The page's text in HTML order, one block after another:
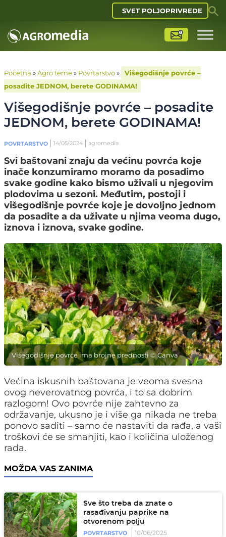
SVET POLJOPRIVREDE
Početna »Agro teme» Povrtarstvo»
Višegodišnje povrće –
posadite JEDNOM, berete GODINAMA!
Višegodišnje povrće – posadite
JEDNOM, berete GODINAMA!
POVRTARSTVO 14/05/2024 agromedia
Svi baštovani znaju da većinu povrća koje
inače konzumiramo moramo da posadimo
svake godine kako bismo uživali u njegovim
plodovima u sezoni. Međutim, postoji i
višegodišnje povrće koje je dovoljno jednom
da posadite a da uživate u njima veoma dugo,
iznova i iznova, svake godine.
Višegodišnje povrće ima brojne prednosti © Canva
Većina iskusnih baštovana je veoma svesna
ovog neverovatnog povrća, i to sa dobrim
razlogom! Ovo povrće nije zahtevno za
održavanje, ukusno je i više ga nikada ne treba
ponovo saditi – samo će nastaviti da rađa, a vaši
troškovi će se smanjiti, kao i količina uloženog
rada.
MOŽDA VAS ZANIMA
Sve što treba da znate o
rasađivanju paprike na
otvorenom polju
POVRTARSTVO
10/06/2025